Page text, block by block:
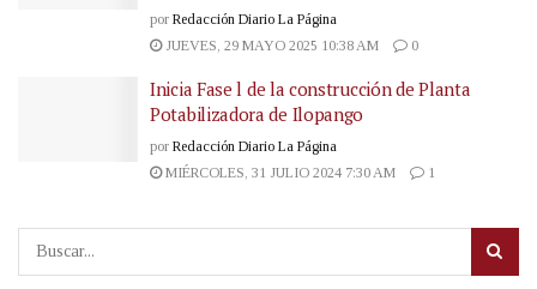
por Redacción Diario La Página
JUEVES, 29 MAYO 2025 10:38 AM
0
Inicia Fase l de la construcción de Planta
Potabilizadora de Ilopango
por Redacción Diario La Página
MIÉRCOLES, 31 JULIO 2024 7:30 AM
1